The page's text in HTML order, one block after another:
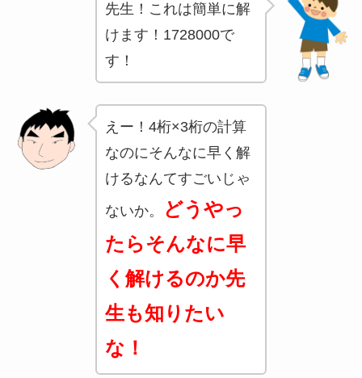
先生！これは簡単に解
けます！1728000で
す！
えー！4桁×3桁の計算
なのにそんなに早く解
けるなんてすごいじゃ
ないか。
どうやっ
たらそんなに早
く解けるのか先
生も知りたい
な！